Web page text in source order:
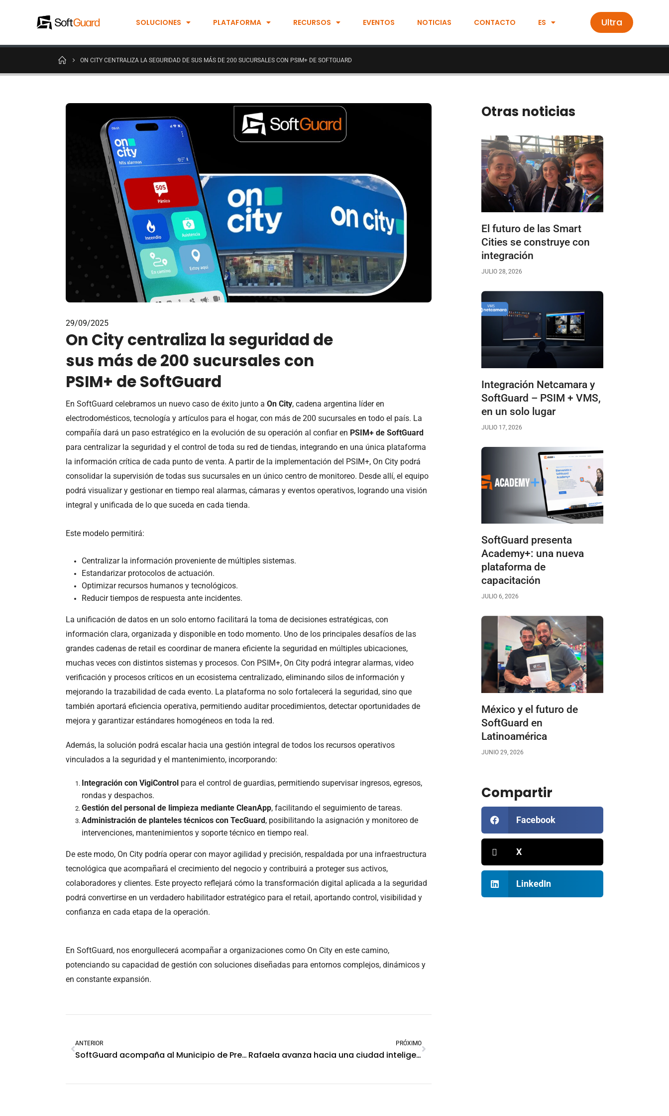
SOLUCIONES PLATAFORMA RECURSOS EVENTOS NOTICIAS CONTACTO ES Ultra
ON CITY CENTRALIZA LA SEGURIDAD DE SUS MÁS DE 200 SUCURSALES CON PSIM+ DE SOFTGUARD
29/09/2025
On City centraliza la seguridad de
sus más de 200 sucursales con
PSIM+ de SoftGuard
En SoftGuard celebramos un nuevo caso de éxito junto a On City, cadena argentina líder en
electrodomésticos, tecnología y artículos para el hogar, con más de 200 sucursales en todo el país. La
compañía dará un paso estratégico en la evolución de su operación al confiar en PSIM+ de SoftGuard
para centralizar la seguridad y el control de toda su red de tiendas, integrando en una única plataforma
la información crítica de cada punto de venta. A partir de la implementación del PSIM+, On City podrá
consolidar la supervisión de todas sus sucursales en un único centro de monitoreo. Desde allí, el equipo
podrá visualizar y gestionar en tiempo real alarmas, cámaras y eventos operativos, logrando una visión
integral y unificada de lo que suceda en cada tienda.
Este modelo permitirá:
Centralizar la información proveniente de múltiples sistemas.
Estandarizar protocolos de actuación.
Optimizar recursos humanos y tecnológicos.
Reducir tiempos de respuesta ante incidentes.
La unificación de datos en un solo entorno facilitará la toma de decisiones estratégicas, con
información clara, organizada y disponible en todo momento. Uno de los principales desafíos de las
grandes cadenas de retail es coordinar de manera eficiente la seguridad en múltiples ubicaciones,
muchas veces con distintos sistemas y procesos. Con PSIM+, On City podrá integrar alarmas, video
verificación y procesos críticos en un ecosistema centralizado, eliminando silos de información y
mejorando la trazabilidad de cada evento. La plataforma no solo fortalecerá la seguridad, sino que
también aportará eficiencia operativa, permitiendo auditar procedimientos, detectar oportunidades de
mejora y garantizar estándares homogéneos en toda la red.
Además, la solución podrá escalar hacia una gestión integral de todos los recursos operativos
vinculados a la seguridad y el mantenimiento, incorporando:
Integración con VigiControl para el control de guardias, permitiendo supervisar ingresos, egresos,
rondas y despachos.
Gestión del personal de limpieza mediante CleanApp, facilitando el seguimiento de tareas.
Administración de planteles técnicos con TecGuard, posibilitando la asignación y monitoreo de
intervenciones, mantenimientos y soporte técnico en tiempo real.
De este modo, On City podría operar con mayor agilidad y precisión, respaldada por una infraestructura
tecnológica que acompañará el crecimiento del negocio y contribuirá a proteger sus activos,
colaboradores y clientes. Este proyecto reflejará cómo la transformación digital aplicada a la seguridad
podrá convertirse en un verdadero habilitador estratégico para el retail, aportando control, visibilidad y
confianza en cada etapa de la operación.
En SoftGuard, nos enorgullecerá acompañar a organizaciones como On City en este camino,
potenciando su capacidad de gestión con soluciones diseñadas para entornos complejos, dinámicos y
en constante expansión.
ANTERIOR
SoftGuard acompaña al Municipio de Presidente Perón en la capacitación de su app de seguridad ciudadana
PRÓXIMO
Rafaela avanza hacia una ciudad inteligente y segura con la solución CitySafe de SoftGuard
Otras noticias
El futuro de las Smart
Cities se construye con
integración
JULIO 28, 2026
Integración Netcamara y
SoftGuard – PSIM + VMS,
en un solo lugar
JULIO 17, 2026
SoftGuard presenta
Academy+: una nueva
plataforma de
capacitación
JULIO 6, 2026
México y el futuro de
SoftGuard en
Latinoamérica
JUNIO 29, 2026
Compartir
Facebook
X
LinkedIn